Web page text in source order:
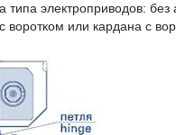
типа электроприводов:
или кардана с